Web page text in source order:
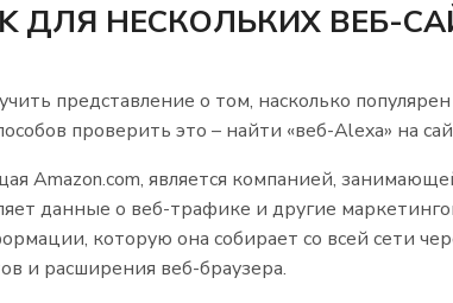
ДЛЯ НЕСКОЛЬКИХ ВЕБ-
представление о том, насколько
проверить это – найти «веб-Alexa» на
Amazon.com, является компанией,
данные о веб-трафике и другие
которую она собирает со всей сети
и расширения веб-браузера.